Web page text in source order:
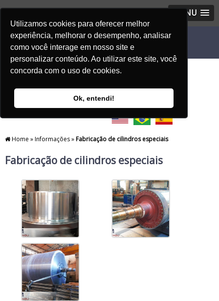
Utilizamos cookies para oferecer melhor
experiência, melhorar o desempenho, analisar
como você interage em nosso site e
personalizar conteúdo. Ao utilizar este site, você
concorda com o uso de cookies.
Ok, entendi!
MENU
Home »Informações»Fabricação de cilindros especiais
Fabricação de cilindros especiais